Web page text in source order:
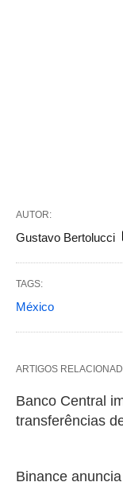
AUTOR:
Gustavo Bertolucci
TAGS:
México
ARTIGOS
Banco Central
transferências
Binance